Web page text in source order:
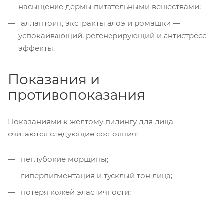
насыщение дермы питательными веществами;
аллантоин, экстракты алоэ и ромашки —
успокаивающий, регенерирующий и антистресс-
эффекты.
Показания и
противопоказания
Показаниями к желтому пилингу для лица
считаются следующие состояния:
неглубокие морщины;
гиперпигментация и тусклый тон лица;
потеря кожей эластичности;